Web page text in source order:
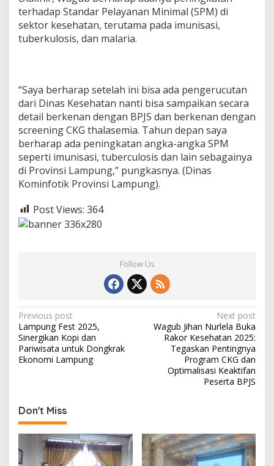
terhadap Standar Pelayanan Minimal (SPM) di
sektor kesehatan, terutama pada imunisasi,
tuberkulosis, dan malaria.
“Saya berharap setelah ini bisa ada pengerucutan
dari Dinas Kesehatan nanti bisa sampaikan secara
detail berkenan dengan BPJS dan berkenan dengan
screening CKG thalasemia. Tahun depan saya
berharap ada peningkatan angka-angka SPM
seperti imunisasi, tuberculosis dan lain sebagainya
di Provinsi Lampung,” pungkasnya. (Dinas
Kominfotik Provinsi Lampung).
Post Views: 364
Follow Us
P
o
s
t
a
v
i
g
Previous post
Lampung Fest 2025,
Sinergikan Kopi dan
Pariwisata untuk Dongkrak
Ekonomi Lampung
Next post
Wagub Jihan Nurlela Buka
Rakor Kesehatan 2025:
Tegaskan Pentingnya
Program CKG dan
Optimalisasi Keaktifan
Peserta BPJS
Don't Miss